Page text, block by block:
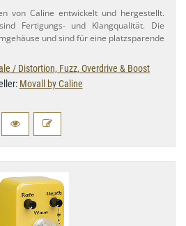
von Caline entwickelt und hergestellt.
Fertigungs- und Klangqualität. Die
und sind für eine platzsparende
/ Distortion, Fuzz, Overdrive & Boost
Movall by Caline